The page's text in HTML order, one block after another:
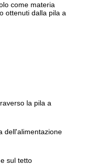
come materia
ottenuti dalla pila a
la pila a
dell'alimentazione
sul tetto